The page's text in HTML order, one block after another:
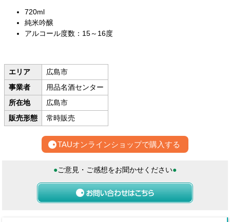
720ml
純米吟醸
アルコール度数：15～16度
エリア
広島市
事業者
用品名酒センター
所在地
広島市
販売形態
常時販売
TAUオンラインショップで購入する
●ご意見・ご感想をお聞かせください●